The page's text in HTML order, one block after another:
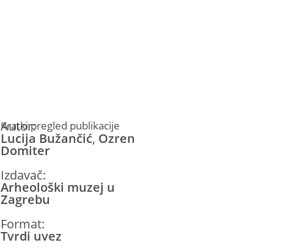
Autor:
Lucija Bužančić, Ozren
Domiter
Izdavač:
Arheološki muzej u
Zagrebu
Format:
Tvrdi uvez
Kratki pregled publikacije